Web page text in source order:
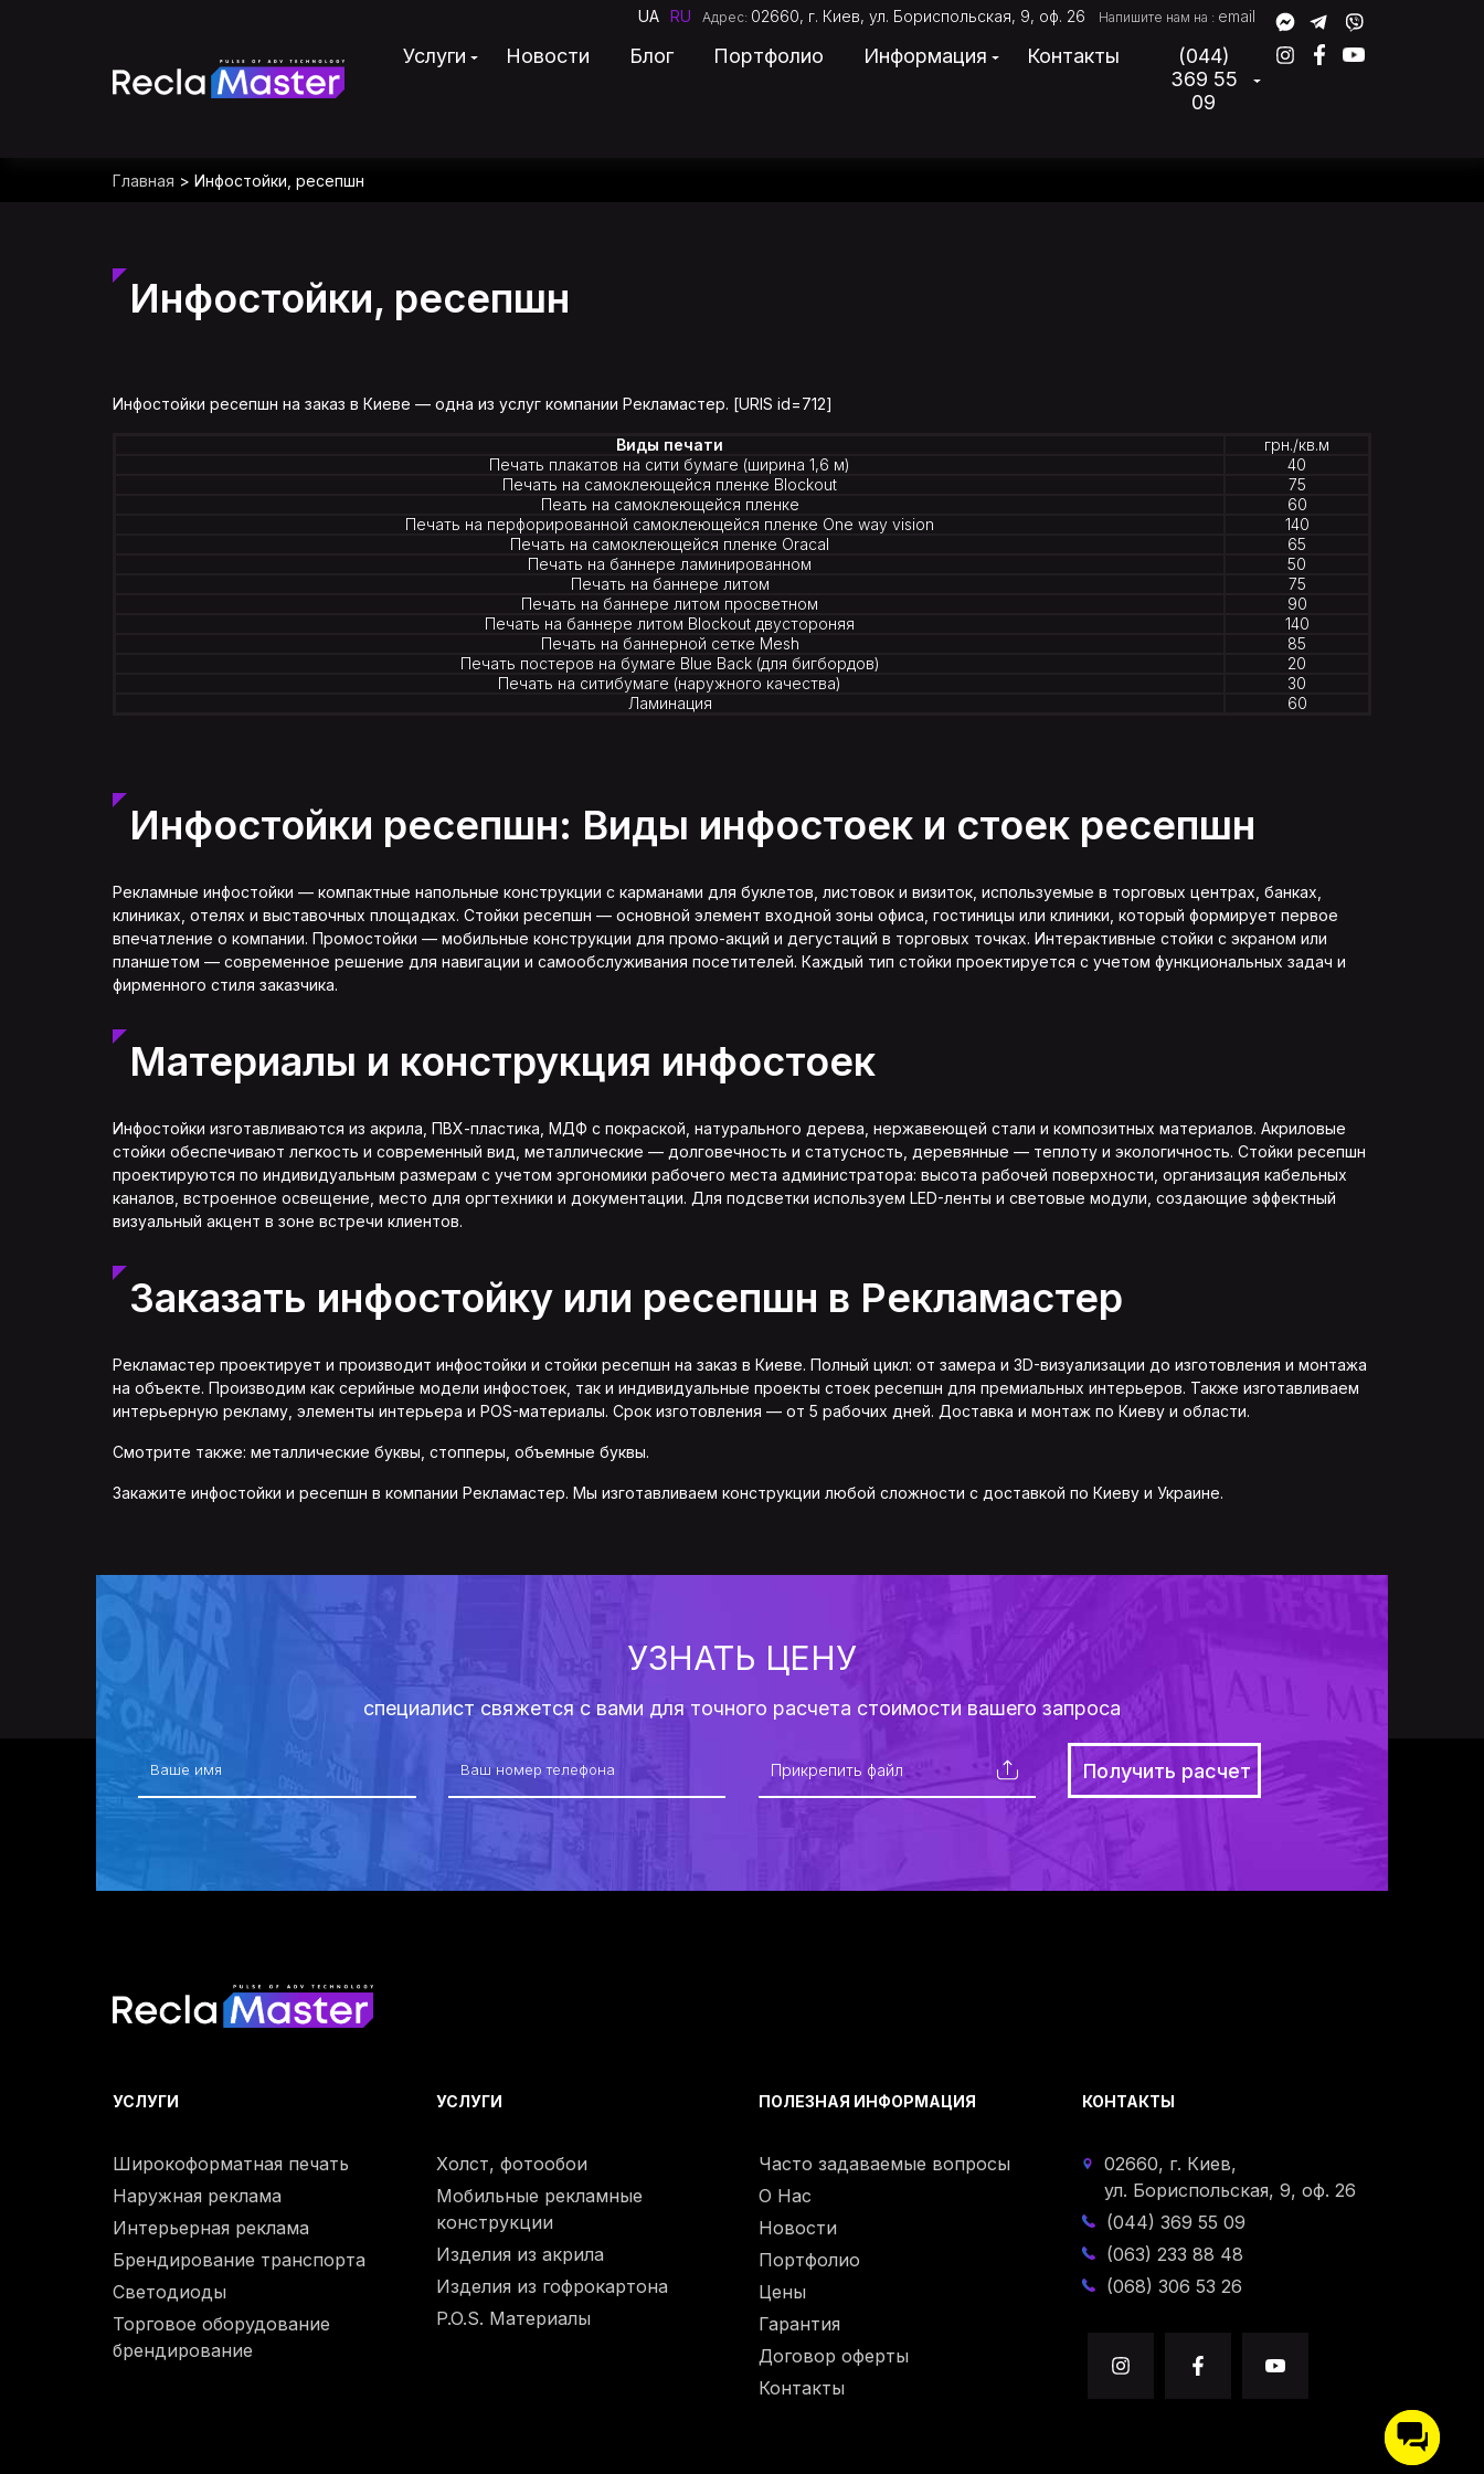
Портфоліо
Ціни
Гарантія
Контакти
Время работы: Пн-Пт: 09:00-20:00
Напишите нам:
manager@reclamaster.com.ua
UA RU Адрес: 02660, г. Киев, ул. Бориспольская, 9, оф. 26 Напишите нам на : email
Услуги Новости Блог Портфолио Информация Контакты
(044)
369 55
09
Главная > Инфостойки, ресепшн
Инфостойки, ресепшн
Инфостойки ресепшн на заказ в Киеве — одна из услуг компании Рекламастер. [URIS id=712]
Виды печати
грн./кв.м
Печать плакатов на сити бумаге (ширина 1,6 м)
40
Печать на самоклеющейся пленке Blockout
75
Пеать на самоклеющейся пленке
60
Печать на перфорированной самоклеющейся пленке One way vision
140
Печать на самоклеющейся пленке Oracal
65
Печать на баннере ламинированном
50
Печать на баннере литом
75
Печать на баннере литом просветном
90
Печать на баннере литом Blockout двустороняя
140
Печать на баннерной сетке Mesh
85
Печать постеров на бумаге Blue Back (для бигбордов)
20
Печать на ситибумаге (наружного качества)
30
Ламинация
60
Инфостойки ресепшн: Виды инфостоек и стоек ресепшн
Рекламные инфостойки — компактные напольные конструкции с карманами для буклетов, листовок и визиток, используемые в торговых центрах, банках,
клиниках, отелях и выставочных площадках. Стойки ресепшн — основной элемент входной зоны офиса, гостиницы или клиники, который формирует первое
впечатление о компании. Промостойки — мобильные конструкции для промо-акций и дегустаций в торговых точках. Интерактивные стойки с экраном или
планшетом — современное решение для навигации и самообслуживания посетителей. Каждый тип стойки проектируется с учетом функциональных задач и
фирменного стиля заказчика.
Материалы и конструкция инфостоек
Инфостойки изготавливаются из акрила, ПВХ-пластика, МДФ с покраской, натурального дерева, нержавеющей стали и композитных материалов. Акриловые
стойки обеспечивают легкость и современный вид, металлические — долговечность и статусность, деревянные — теплоту и экологичность. Стойки ресепшн
проектируются по индивидуальным размерам с учетом эргономики рабочего места администратора: высота рабочей поверхности, организация кабельных
каналов, встроенное освещение, место для оргтехники и документации. Для подсветки используем LED-ленты и световые модули, создающие эффектный
визуальный акцент в зоне встречи клиентов.
Заказать инфостойку или ресепшн в Рекламастер
Рекламастер проектирует и производит инфостойки и стойки ресепшн на заказ в Киеве. Полный цикл: от замера и 3D-визуализации до изготовления и монтажа
на объекте. Производим как серийные модели инфостоек, так и индивидуальные проекты стоек ресепшн для премиальных интерьеров. Также изготавливаем
интерьерную рекламу элементы интерьера и POS-материалы. Срок изготовления — от 5 рабочих дней. Доставка и монтаж по Киеву и области.
Смотрите также: металлические буквы стопперы объемные буквы.
Закажите инфостойки и ресепшн в компании Рекламастер. Мы изготавливаем конструкции любой сложности с доставкой по Киеву и Украине.
УЗНАТЬ ЦЕНУ
специалист свяжется с вами для точного расчета стоимости вашего запроса
Прикрепить файл
УСЛУГИ
Широкоформатная печать
Наружная реклама
Интерьерная реклама
Брендирование транспорта
Светодиоды
Торговое оборудование
брендирование
УСЛУГИ
Холст, фотообои
Мобильные рекламные
конструкции
Изделия из акрила
Изделия из гофрокартона
P.O.S. Материалы
ПОЛЕЗНАЯ ИНФОРМАЦИЯ
Часто задаваемые вопросы
О Нас
Новости
Портфолио
Цены
Гарантия
Договор оферты
Контакты
КОНТАКТЫ
02660, г. Киев,
ул. Бориспольская, 9, оф. 26
(044) 369 55 09
(063) 233 88 48
(068) 306 53 26